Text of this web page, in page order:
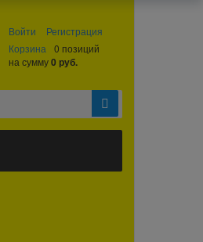
Войти
Регистрация
Корзина
0 позиций
на сумму0 руб.